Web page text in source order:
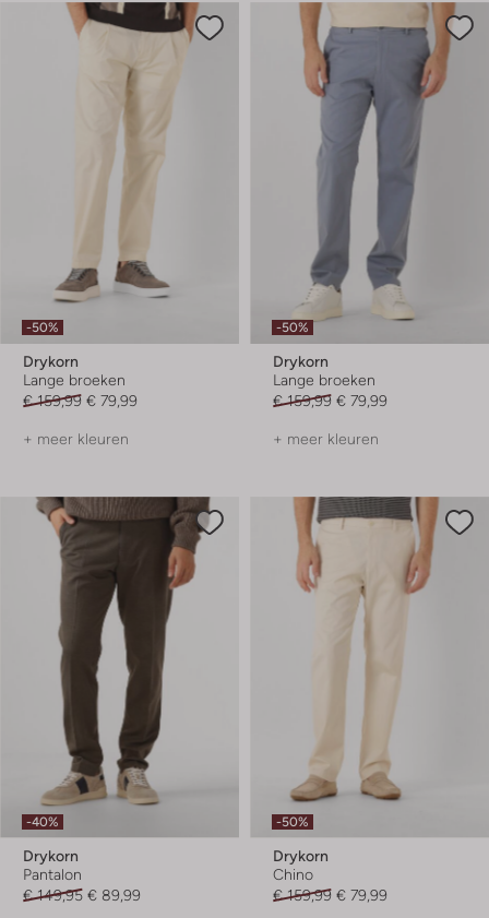
-50%
Drykorn
Lange broeken
€ 159,99 € 79,99
+ meer kleuren
-50%
Drykorn
Lange broeken
€ 159,99 € 79,99
+ meer kleuren
-40%
Drykorn
Pantalon
€ 149,95 € 89,99
-50%
Drykorn
Chino
€ 159,99 € 79,99